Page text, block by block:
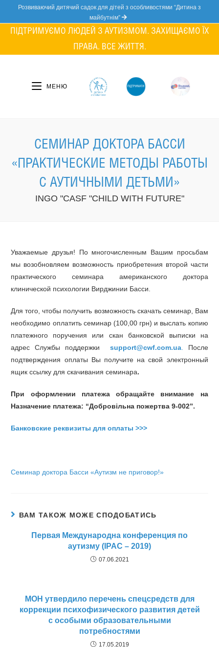
content
Розвиваючий дитячий садок для дітей з особливостями “Дитина з
майбутнім”
ПІДТРИМУЄМО ЛЮДЕЙ З АУТИЗМОМ. ЗАХИЩАЄМО ЇХ
ПРАВА. ВСЕ ЖИТТЯ.
МЕНЮ
СЕМИНАР ДОКТОРА БАССИ
«ПРАКТИЧЕСКИЕ МЕТОДЫ РАБОТЫ
С АУТИЧНЫМИ ДЕТЬМИ»
INGO "CASF "CHILD WITH FUTURE"
Уважаемые друзья! По многочисленным Вашим просьбам
мы возобновляем возможность приобретения второй части
практического семинара американского доктора
клинической психологии Вирджинии Басси.
Для того, чтобы получить возможность скачать семинар, Вам
необходимо оплатить семинар (100,00 грн) и выслать копию
платежного поручения или скан банковской выписки на
адрес Службы поддержки support@cwf.com.ua.
После
подтверждения оплаты Вы получите на свой электронный
ящик ссылку для скачивания семинара.
При оформлении платежа обращайте внимание на
Назначение платежа: “Добровільна пожертва 9-002”.
Банковские реквизиты для оплаты >>>
Семинар докторa Басси «Аутизм не приговор!»
ВАМ ТАКОЖ МОЖЕ СПОДОБАТИСЬ
Первая Международна конференция по
аутизму (IPAC – 2019)
07.06.2021
МОН утвердило перечень спецсредств для
коррекции психофизического развития детей
с особыми образовательными
потребностями
17.05.2019